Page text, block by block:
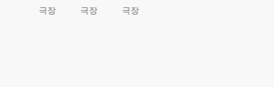
극장
극장
극장